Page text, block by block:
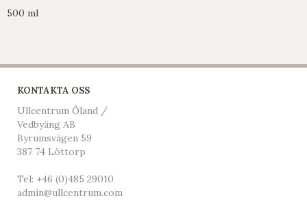
500 ml
KONTAKTA OSS
Ullcentrum Öland /
Vedbyäng AB
Byrumsvägen 59
387 74 Löttorp
Tel: +46 (0)485 29010
admin@ullcentrum.com